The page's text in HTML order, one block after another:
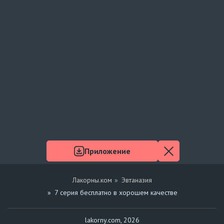
Лакорны.ком
Эвтаназия
7 серия бесплатно в хорошем качестве
lakorny.com, 2026
Приложение